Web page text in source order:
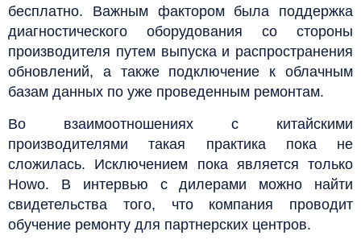
бесплатно. Важным фактором была поддержка
диагностического оборудования со стороны
производителя путем выпуска и распространения
обновлений, а также подключение к облачным
базам данных по уже проведенным ремонтам.
Во взаимоотношениях с китайскими
производителями такая практика пока не
сложилась. Исключением пока является только
Howo. В интервью с дилерами можно найти
свидетельства того, что компания проводит
обучение ремонту для партнерских центров.